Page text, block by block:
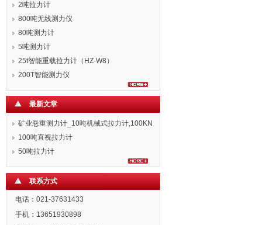
2吨拉力计
800吨无线测力仪
80吨测力计
5吨测力计
25t智能重载拉力计（HZ-W8）
200T智能测力仪
最新文章
矿业悬重测力计_10吨机械式拉力计,100KN
拉力表
100吨直视拉力计
50吨拉力计
联系方式
电话：021-37631433
手机：13651930898